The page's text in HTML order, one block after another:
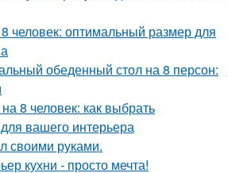
человек: оптимальный размер для
обеденный стол на 8 персон:
8 человек: как выбрать
вашего интерьера
своими руками.
кухни - просто мечта!